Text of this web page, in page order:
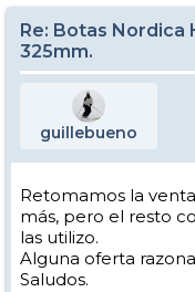
Re: Botas Nordica
325mm.
guillebueno
Retomamos la
más, pero el resto
las utilizo.
Alguna oferta
Saludos.